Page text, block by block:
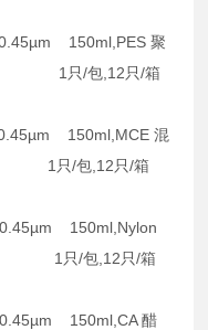
150ml,PES 聚
1只/包,12只/箱
150ml,MCE 混
1只/包,12只/箱
150ml,Nylon
1只/包,12只/箱
150ml,CA 醋